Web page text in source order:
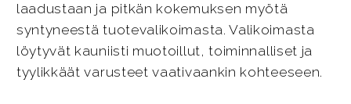
laadustaan ja pitkän kokemuksen myötä
syntyneestä tuotevalikoimasta. Valikoimasta
löytyvät kauniisti muotoillut, toiminnalliset ja
tyylikkäät varusteet vaativaankin kohteeseen.